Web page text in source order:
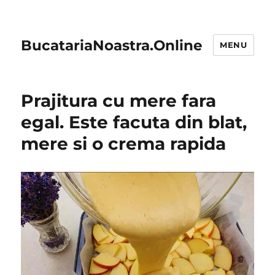
BucatariaNoastra.Online MENU
Prajitura cu mere fara
egal. Este facuta din blat,
mere si o crema rapida